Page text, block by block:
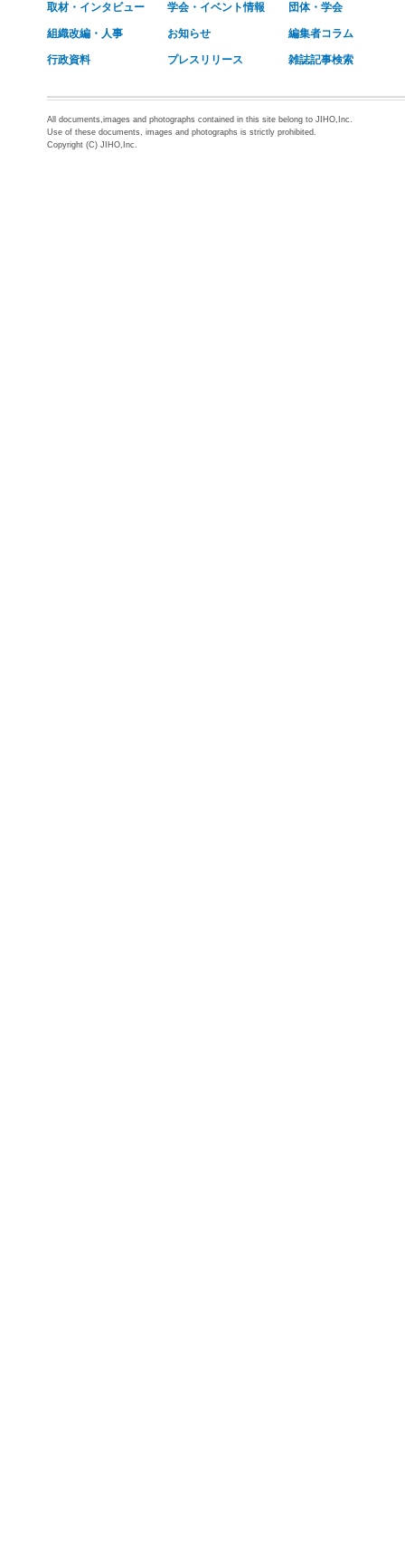
取材・インタビュー 学会・イベント情報 団体・学会
組織改編・人事 お知らせ 編集者コラム
行政資料 プレスリリース 雑誌記事検索
All documents,images and photographs contained in this site belong to JIHO,Inc.
Use of these documents, images and photographs is strictly prohibited.
Copyright (C) JIHO,Inc.